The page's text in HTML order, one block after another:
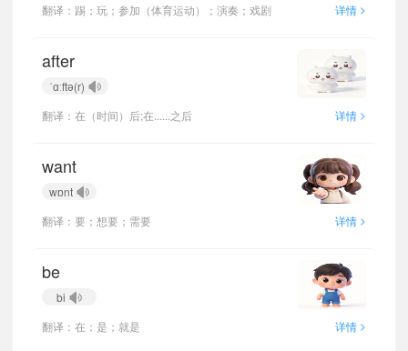
翻译：踢；玩；参加（体育运动）；演奏；戏剧
详情 >
after
ˈɑːftə(r)
翻译：在（时间）后;在......之后
详情 >
want
wɒnt
翻译：要；想要；需要
详情 >
be
bi
翻译：在；是；就是
详情 >